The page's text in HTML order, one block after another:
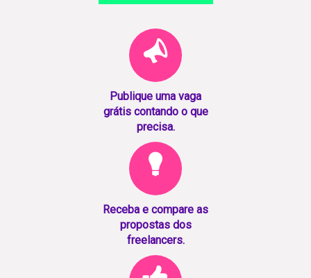
Publique uma vaga
grátis contando o que
precisa.
Receba e compare as
propostas dos
freelancers.